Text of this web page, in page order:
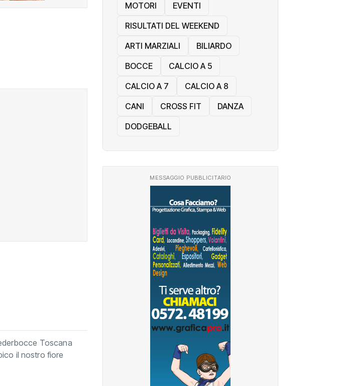
MOTORI
EVENTI
RISULTATI DEL WEEKEND
ARTI MARZIALI
BILIARDO
BOCCE
CALCIO A 5
CALCIO A 7
CALCIO A 8
CANI
CROSS FIT
DANZA
DODGEBALL
MESSAGGIO PUBBLICITARIO